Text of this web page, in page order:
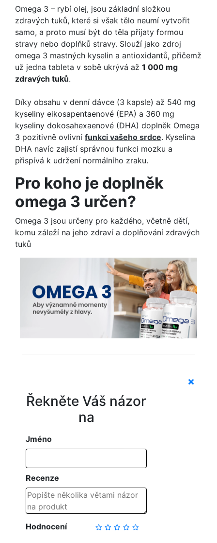
Omega 3 – rybí olej, jsou základní složkou
zdravých tuků, které si však tělo neumí vytvořit
samo, a proto musí být do těla přijaty formou
stravy nebo doplňků stravy. Slouží jako zdroj
omega 3 mastných kyselin a antioxidantů, přičemž
už jedna tableta v sobě ukrývá až 1 000 mg
zdravých tuků.
Díky obsahu v denní dávce (3 kapsle) až 540 mg
kyseliny eikosapentaenové (EPA) a 360 mg
kyseliny dokosahexaenové (DHA) doplněk Omega
3 pozitivně ovlivní funkci vašeho srdce. Kyselina
DHA navíc zajistí správnou funkci mozku a
přispívá k udržení normálního zraku.
Pro koho je doplněk
omega 3 určen?
Omega 3 jsou určeny pro každého, včetně dětí,
komu záleží na jeho zdraví a doplňování zdravých
tuků
Řekněte Váš názor
na
Jméno
Recenze
Hodnocení